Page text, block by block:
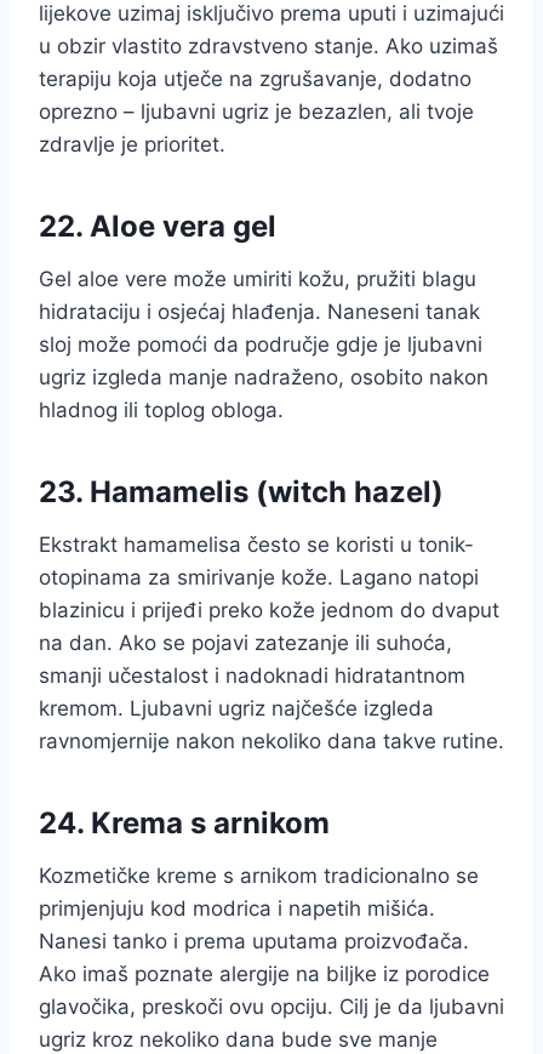
lijekove uzimaj isključivo prema uputi i uzimajući
u obzir vlastito zdravstveno stanje. Ako uzimaš
terapiju koja utječe na zgrušavanje, dodatno
oprezno – ljubavni ugriz je bezazlen, ali tvoje
zdravlje je prioritet.
22. Aloe vera gel
Gel aloe vere može umiriti kožu, pružiti blagu
hidrataciju i osjećaj hlađenja. Naneseni tanak
sloj može pomoći da područje gdje je ljubavni
ugriz izgleda manje nadraženo, osobito nakon
hladnog ili toplog obloga.
23. Hamamelis (witch hazel)
Ekstrakt hamamelisa često se koristi u tonik-
otopinama za smirivanje kože. Lagano natopi
blazinicu i prijeđi preko kože jednom do dvaput
na dan. Ako se pojavi zatezanje ili suhoća,
smanji učestalost i nadoknadi hidratantnom
kremom. Ljubavni ugriz najčešće izgleda
ravnomjernije nakon nekoliko dana takve rutine.
24. Krema s arnikom
Kozmetičke kreme s arnikom tradicionalno se
primjenjuju kod modrica i napetih mišića.
Nanesi tanko i prema uputama proizvođača.
Ako imaš poznate alergije na biljke iz porodice
glavočika, preskoči ovu opciju. Cilj je da ljubavni
ugriz kroz nekoliko dana bude sve manje